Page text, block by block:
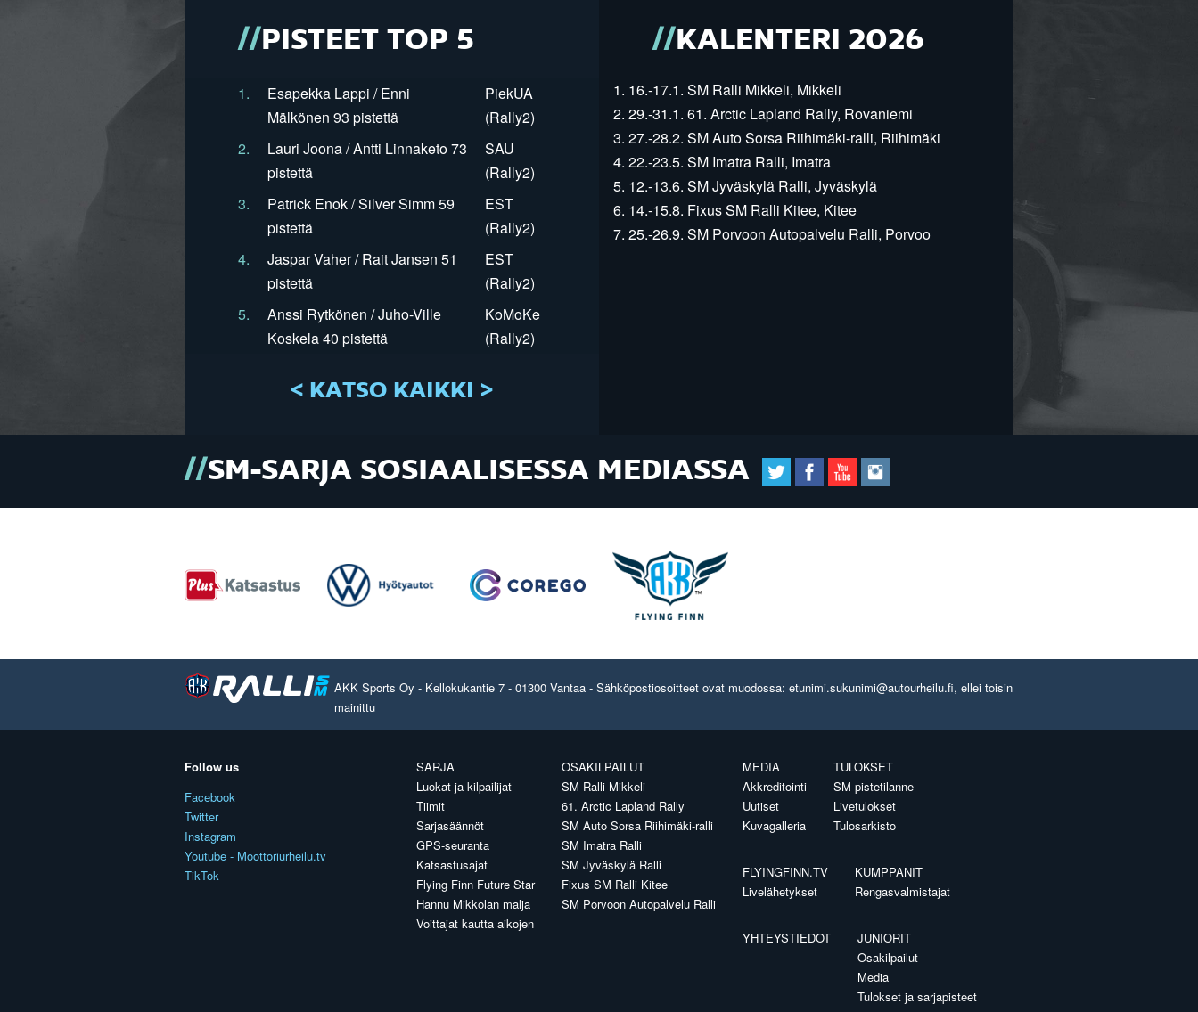
PISTEET TOP 5
1.
Esapekka Lappi / Enni
Mälkönen 93 pistettä
PiekUA
(Rally2)
2.
Lauri Joona / Antti Linnaketo 73
pistettä
SAU
(Rally2)
3.
Patrick Enok / Silver Simm 59
pistettä
EST
(Rally2)
4.
Jaspar Vaher / Rait Jansen 51
pistettä
EST
(Rally2)
5.
Anssi Rytkönen / Juho-Ville
Koskela 40 pistettä
KoMoKe
(Rally2)
< KATSO KAIKKI >
KALENTERI 2026
1. 16.-17.1. SM Ralli Mikkeli, Mikkeli
2. 29.-31.1. 61. Arctic Lapland Rally, Rovaniemi
3. 27.-28.2. SM Auto Sorsa Riihimäki-ralli, Riihimäki
4. 22.-23.5. SM Imatra Ralli, Imatra
5. 12.-13.6. SM Jyväskylä Ralli, Jyväskylä
6. 14.-15.8. Fixus SM Ralli Kitee, Kitee
7. 25.-26.9. SM Porvoon Autopalvelu Ralli, Porvoo
SM-SARJA SOSIAALISESSA MEDIASSA
AKK Sports Oy - Kellokukantie 7 - 01300 Vantaa - Sähköpostiosoitteet ovat muodossa: etunimi.sukunimi@autourheilu.fi, ellei toisin
mainittu
Follow us
Facebook
Twitter
Instagram
Youtube - Moottoriurheilu.tv
TikTok
SARJA
Luokat ja kilpailijat
Tiimit
Sarjasäännöt
GPS-seuranta
Katsastusajat
Flying Finn Future Star
Hannu Mikkolan malja
Voittajat kautta aikojen
OSAKILPAILUT
SM Ralli Mikkeli
61. Arctic Lapland Rally
SM Auto Sorsa Riihimäki-ralli
SM Imatra Ralli
SM Jyväskylä Ralli
Fixus SM Ralli Kitee
SM Porvoon Autopalvelu Ralli
MEDIA
Akkreditointi
Uutiset
Kuvagalleria
TULOKSET
SM-pistetilanne
Livetulokset
Tulosarkisto
FLYINGFINN.TV
Livelähetykset
KUMPPANIT
Rengasvalmistajat
YHTEYSTIEDOT
JUNIORIT
Osakilpailut
Media
Tulokset ja sarjapisteet